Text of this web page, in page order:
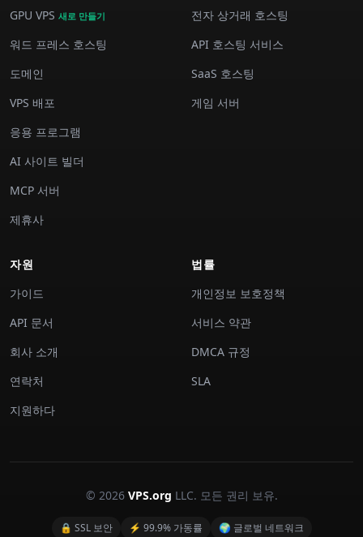
GPU VPS 새로 만들기
워드 프레스 호스팅
도메인
VPS 배포
응용 프로그램
AI 사이트 빌더
MCP 서버
제휴사
전자 상거래 호스팅
API 호스팅 서비스
SaaS 호스팅
게임 서버
자원
가이드
API 문서
회사 소개
연락처
지원하다
법률
개인정보 보호정책
서비스 약관
DMCA 규정
SLA
© 2026 VPS.org LLC. 모든 권리 보유.
🔒 SSL 보안 ⚡ 99.9% 가동률 🌍 글로벌 네트워크